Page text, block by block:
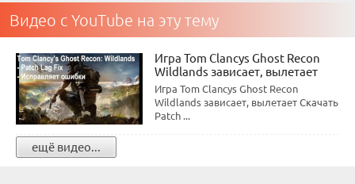
Видео с YouTube на эту тему
Игра Tom Clancys Ghost Recon
Wildlands зависает, вылетает
Игра Tom Clancys Ghost Recon
Wildlands зависает, вылетает Скачать
Patch ...
ещё видео...